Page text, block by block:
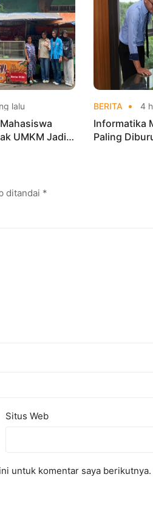
lalu
UMKM Jadi
BERITA 4
Informatika
Paling
ditandai *
Situs Web
untuk komentar saya berikutnya.